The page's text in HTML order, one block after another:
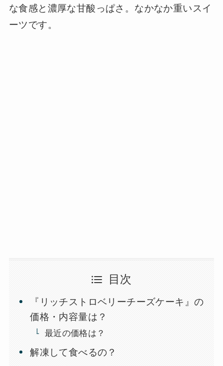
な食感と濃厚な甘酸っぱさ。なかなか重いスイ
ーツです。
目次
『リッチストロベリーチーズケーキ』の
価格・内容量は？
最近の価格は？
解凍して食べるの？